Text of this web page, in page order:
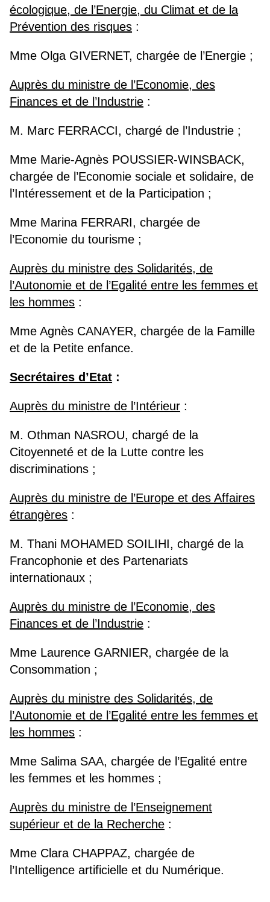
écologique, de l’Energie, du Climat et de la
Prévention des risques :
Mme Olga GIVERNET, chargée de l’Energie ;
Auprès du ministre de l’Economie, des
Finances et de l’Industrie :
M. Marc FERRACCI, chargé de l’Industrie ;
Mme Marie-Agnès POUSSIER-WINSBACK,
chargée de l’Economie sociale et solidaire, de
l’Intéressement et de la Participation ;
Mme Marina FERRARI, chargée de
l’Economie du tourisme ;
Auprès du ministre des Solidarités, de
l’Autonomie et de l’Egalité entre les femmes et
les hommes :
Mme Agnès CANAYER, chargée de la Famille
et de la Petite enfance.
Secrétaires d’Etat :
Auprès du ministre de l’Intérieur :
M. Othman NASROU, chargé de la
Citoyenneté et de la Lutte contre les
discriminations ;
Auprès du ministre de l’Europe et des Affaires
étrangères :
M. Thani MOHAMED SOILIHI, chargé de la
Francophonie et des Partenariats
internationaux ;
Auprès du ministre de l’Economie, des
Finances et de l’Industrie :
Mme Laurence GARNIER, chargée de la
Consommation ;
Auprès du ministre des Solidarités, de
l’Autonomie et de l’Egalité entre les femmes et
les hommes :
Mme Salima SAA, chargée de l’Egalité entre
les femmes et les hommes ;
Auprès du ministre de l’Enseignement
supérieur et de la Recherche :
Mme Clara CHAPPAZ, chargée de
l’Intelligence artificielle et du Numérique.